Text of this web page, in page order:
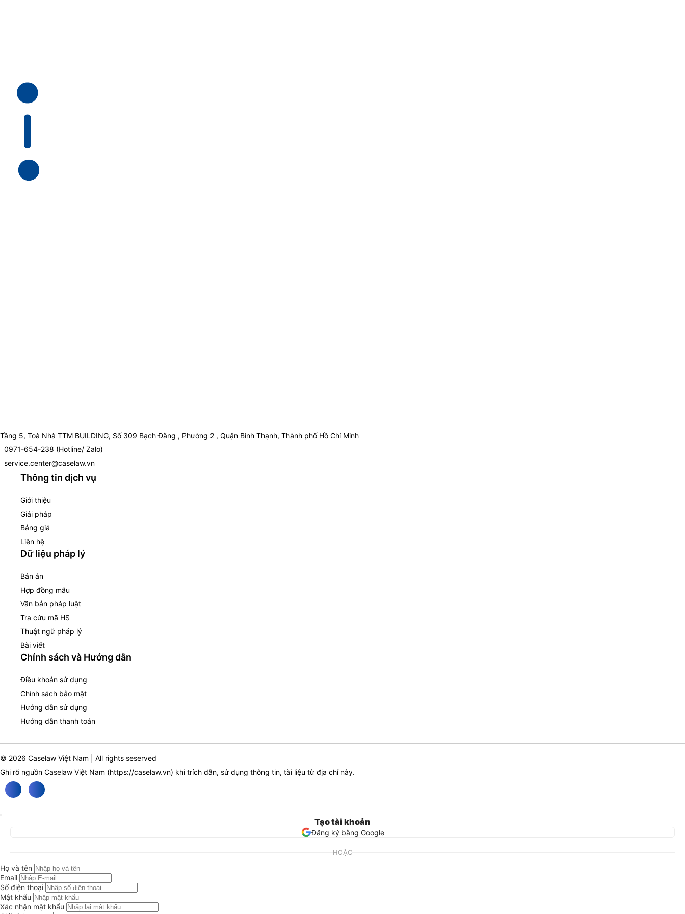
Tầng 5, Toà Nhà TTM BUILDING, Số 309 Bạch Đằng , Phường 2 , Quận Bình Thạnh, Thành phố Hồ Chí Minh
0971-654-238 (Hotline/ Zalo)
service.center@caselaw.vn
Thông tin dịch vụ
Giới thiệu
Giải pháp
Bảng giá
Liên hệ
Dữ liệu pháp lý
Bản án
Hợp đồng mẫu
Văn bản pháp luật
Tra cứu mã HS
Thuật ngữ pháp lý
Bài viết
Chính sách và Hướng dẫn
Điều khoản sử dụng
Chính sách bảo mật
Hướng dẫn sử dụng
Hướng dẫn thanh toán
© 2026 Caselaw Việt Nam | All rights seserved
Ghi rõ nguồn Caselaw Việt Nam (https://caselaw.vn) khi trích dẫn, sử dụng thông tin, tài liệu từ địa chỉ này.
Tạo tài khoản
Đăng ký bằng Google
HOẶC
Họ và tên
Email
Số điện thoại
Mật khẩu
Xác nhận mật khẩu